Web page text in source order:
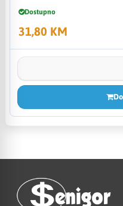
Dostupno
31,80 KM